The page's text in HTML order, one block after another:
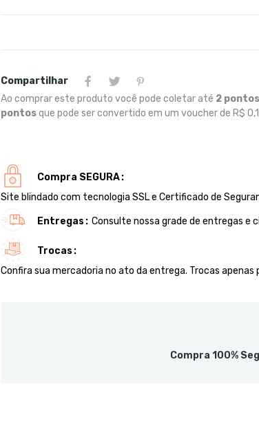
Compartilhar
Ao comprar este produto você pode coletar até 2
pontosque pode ser convertido em um voucher de R$
Compra SEGURA
Site blindado com tecnologia SSL e Certificado de
Entregas Consulte nossa grade de entregas e
Trocas
Confira sua mercadoria no ato da entrega. Trocas apenas
Compra 100%